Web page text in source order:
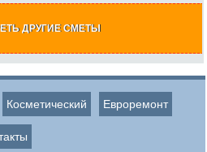
ДРУГИЕ СМЕТЫ
Косметический Евроремонт